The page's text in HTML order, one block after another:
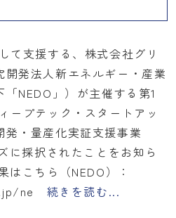
て支援する、株式会社グリ
開発法人新エネルギー・産業
NEDO」）が主催する第1
ープテック・スタートアッ
発・量産化実証支援事業
に採択されたことをお知ら
はこちら（NEDO）：
ne
続きを読む...